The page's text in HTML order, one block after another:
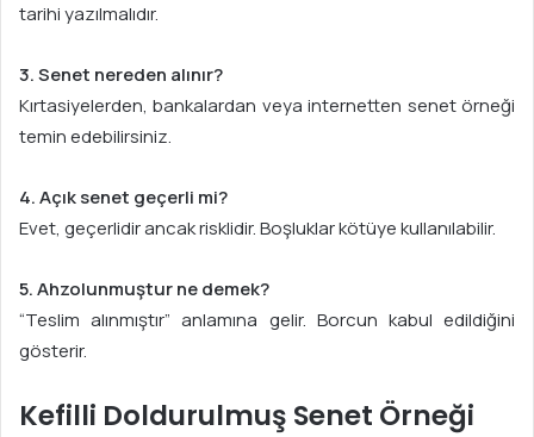
tarihi yazılmalıdır.
3. Senet nereden alınır?
Kırtasiyelerden, bankalardan veya internetten senet örneği
temin edebilirsiniz.
4. Açık senet geçerli mi?
Evet, geçerlidir ancak risklidir. Boşluklar kötüye kullanılabilir.
5. Ahzolunmuştur ne demek?
“Teslim alınmıştır” anlamına gelir. Borcun kabul edildiğini
gösterir.
Kefilli Doldurulmuş Senet Örneği